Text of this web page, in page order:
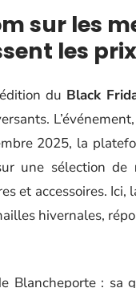
sur les
les
du Black
2025, la
une sélection de
et accessoires.
hivernales,
Blancheporte : sa